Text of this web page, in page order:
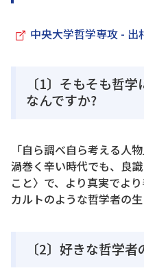
中央大学哲学専攻 - 出
〔1〕そもそも哲
なんですか?
「自ら調べ自ら考える人
渦巻く辛い時代でも、良
こと〉で、より真実でよ
カルトのような哲学者の生
〔2〕好きな哲学